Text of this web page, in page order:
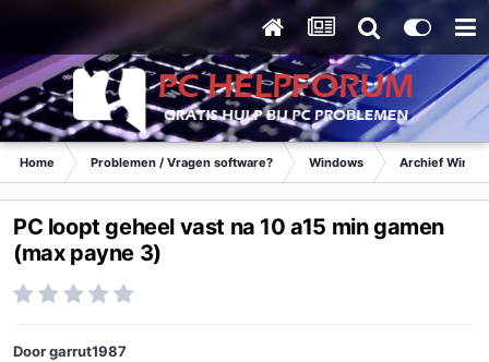
Home Problemen / Vragen software? Windows Archief
PC loopt geheel vast na 10 a15 min gamen
(max payne 3)
Doorgarrut1987